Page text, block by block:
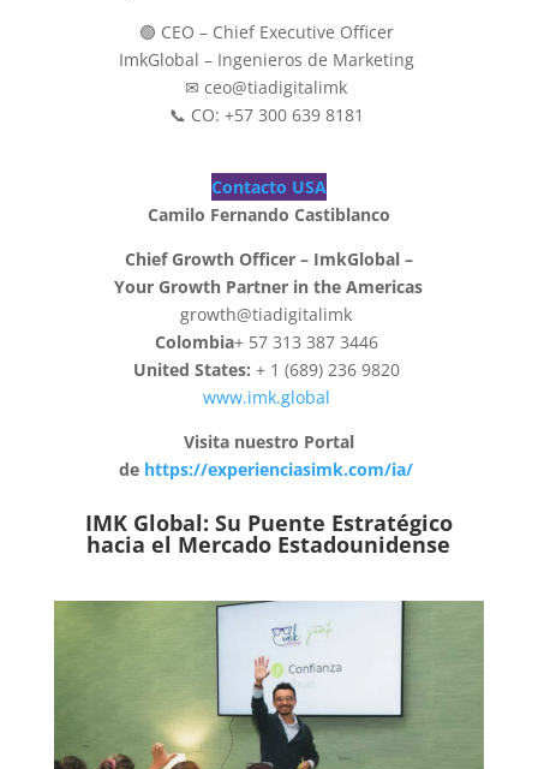
🟢 CEO – Chief Executive Officer
ImkGlobal – Ingenieros de Marketing
✉ ceo@tiadigitalimk
📞 CO: +57 300 639 8181
Contacto USA
Camilo Fernando Castiblanco
Chief Growth Officer – ImkGlobal –
Your Growth Partner in the Americas
growth@tiadigitalimk
Colombia+ 57 313 387 3446
United States: + 1 (689) 236 9820
www.imk.global
Visita nuestro Portal
de https://experienciasimk.com/ia/
IMK Global: Su Puente Estratégico
hacia el Mercado Estadounidense